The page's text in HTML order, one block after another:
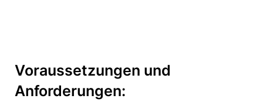
Voraussetzungen und
Anforderungen: